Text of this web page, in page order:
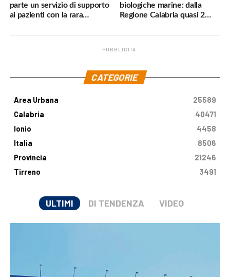
parte un servizio di supporto
ai pazienti con la rara
biologiche marine: dalla
Regione Calabria quasi 2
PUBBLICITÀ
CATEGORIE
Area Urbana
25589
Calabria
40471
Ionio
4458
Italia
8506
Provincia
21246
Tirreno
3491
ULTIMI DI TENDENZA VIDEO